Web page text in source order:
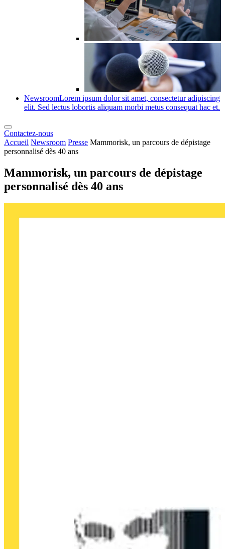
NewsroomLorem ipsum dolor sit amet, consectetur adipiscing
elit. Sed lectus lobortis aliquam morbi metus consequat hac et.
Contactez-nous
Accueil Newsroom Presse Mammorisk, un parcours de dépistage
personnalisé dès 40 ans
Mammorisk, un parcours de dépistage
personnalisé dès 40 ans